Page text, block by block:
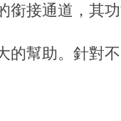
接通道，其功
的幫助。針對